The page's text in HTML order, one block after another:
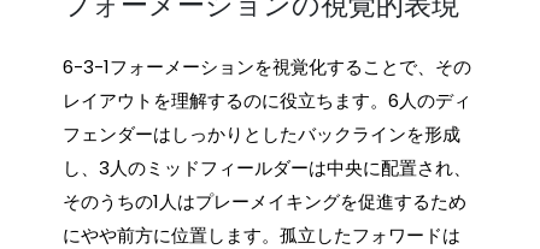
6-3-1フォーメーションを視覚化することで、その
レイアウトを理解するのに役立ちます。6人のディ
フェンダーはしっかりとしたバックラインを形成
し、3人のミッドフィールダーは中央に配置され、
そのうちの1人はプレーメイキングを促進するため
にやや前方に位置します。孤立したフォワードは